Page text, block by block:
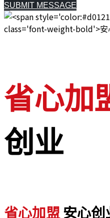
SUBMIT MESSAGE
省心加
创业
省心加盟 安心创